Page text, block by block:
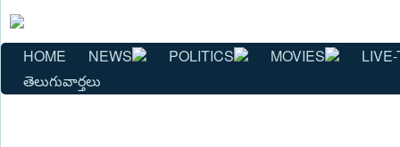
HOME NEWS POLITICS MOVIES
తెలుగువార్తలు